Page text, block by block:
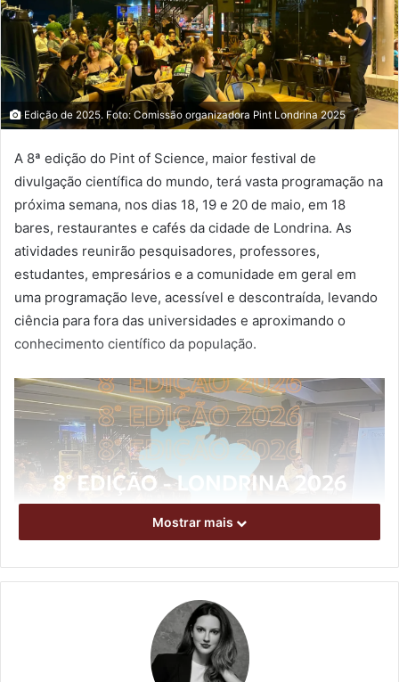
Edição de 2025. Foto: Comissão organizadora Pint Londrina 2025
A 8ª edição do Pint of Science, maior festival de
divulgação científica do mundo, terá vasta programação na
próxima semana, nos dias 18, 19 e 20 de maio, em 18
bares, restaurantes e cafés da cidade de Londrina. As
atividades reunirão pesquisadores, professores,
estudantes, empresários e a comunidade em geral em
uma programação leve, acessível e descontraída, levando
ciência para fora das universidades e aproximando o
conhecimento científico da população.
Edição de 2025. Foto: Divulgação
As ações são voltadas a curiosos pela ciência,
profissionais de diversas áreas e à comunidade em geral.
Mostrar mais